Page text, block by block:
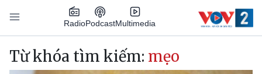
Nhảy đến nội dung
RadioPodcastMultimedia
Main navigation
Từ khóa tìm kiếm: mẹo